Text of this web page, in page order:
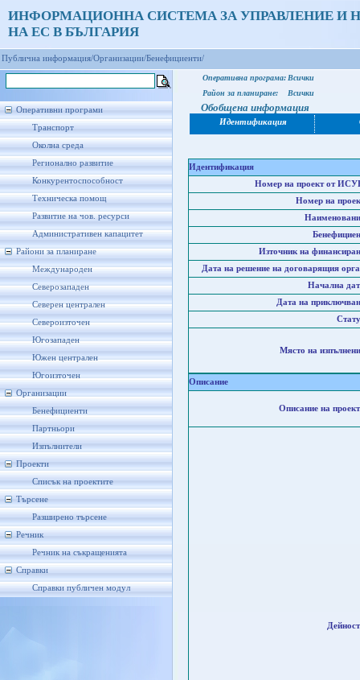
ИНФОРМАЦИОННА СИСТЕМА ЗА УПРАВЛЕНИЕ И
НА ЕС В БЪЛГАРИЯ
Публична информация/Организации/Бенефициенти/
Оперативни програми
Транспорт
Околна среда
Регионално развитие
Конкурентоспособност
Техническа помощ
Развитие на чов. ресурси
Административен капацитет
Райони за планиране
Международен
Северозападен
Северен централен
Североизточен
Югозападен
Южен централен
Югоизточен
Организации
Бенефициенти
Партньори
Изпълнители
Проекти
Списък на проектите
Търсене
Разширено търсене
Речник
Речник на съкращенията
Справки
Справки публичен модул
Оперативна програма: Всички
Район за планиране:
Всички
Обобщена информация
Идентификация
Идентификация
Номер на проект от
Номер на
Източник на
Дата на решение на договарящия
Начална
Дата на
Място на
Описание
Описание на